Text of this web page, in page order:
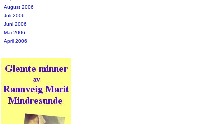
August 2006
Juli 2006
Juni 2006
Mai 2006
April 2006